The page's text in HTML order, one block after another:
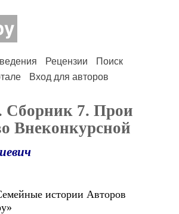
Рецензии
Поиск
Вход для авторов
Сборник 7. Прои
Внеконкурсной
истории Авторов